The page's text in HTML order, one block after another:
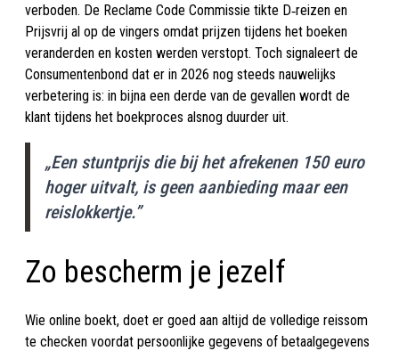
verboden. De Reclame Code Commissie tikte D‑reizen en
Prijsvrij al op de vingers omdat prijzen tijdens het boeken
veranderden en kosten werden verstopt. Toch signaleert de
Consumentenbond dat er in 2026 nog steeds nauwelijks
verbetering is: in bijna een derde van de gevallen wordt de
klant tijdens het boekproces alsnog duurder uit.
„Een stuntprijs die bij het afrekenen 150 euro
hoger uitvalt, is geen aanbieding maar een
reislokkertje.”
Zo bescherm je jezelf
Wie online boekt, doet er goed aan altijd de volledige reissom
te checken voordat persoonlijke gegevens of betaalgegevens